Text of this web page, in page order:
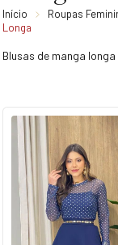
Início Roupas
Longa
Blusas de manga